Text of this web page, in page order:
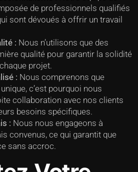
de professionnels qualifiés
sont dévoués à offrir un travail
: Nous n’utilisons que des
qualité pour garantir la solidité
projet.
: Nous comprenons que
c’est pourquoi nous
collaboration avec nos clients
besoins spécifiques.
: Nous nous engageons à
convenus, ce qui garantit que
sans accroc.